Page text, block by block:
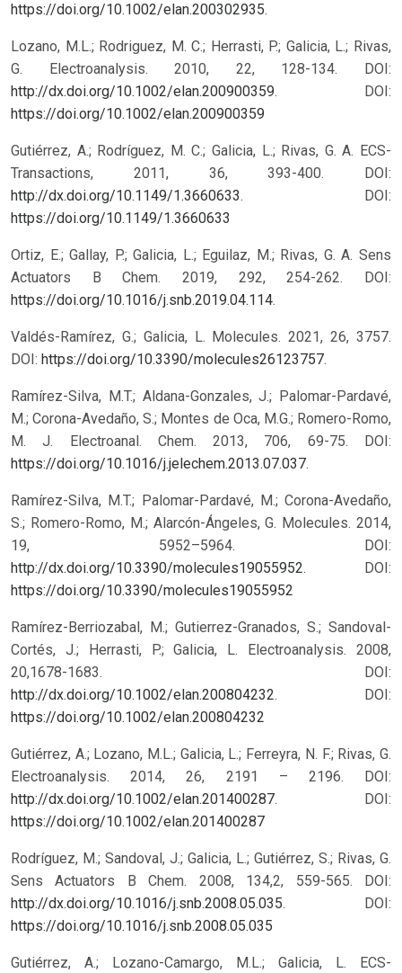
https://doi.org/10.1002/elan.200302935.
Lozano, M.L.; Rodriguez, M. C.; Herrasti, P.; Galicia, L.; Rivas,
G. Electroanalysis. 2010, 22, 128-134. DOI:
http://dx.doi.org/10.1002/elan.200900359.
DOI:
https://doi.org/10.1002/elan.200900359
Gutiérrez, A.; Rodríguez, M. C.; Galicia, L.; Rivas, G. A. ECS-
Transactions, 2011, 36, 393-400. DOI:
http://dx.doi.org/10.1149/1.3660633.
DOI:
https://doi.org/10.1149/1.3660633
Ortiz, E.; Gallay, P.; Galicia, L.; Eguilaz, M.; Rivas, G. A. Sens
Actuators B Chem. 2019, 292, 254-262. DOI:
https://doi.org/10.1016/j.snb.2019.04.114.
Valdés-Ramírez, G.; Galicia, L. Molecules. 2021, 26, 3757.
DOI: https://doi.org/10.3390/molecules26123757.
Ramírez-Silva, M.T.; Aldana-Gonzales, J.; Palomar-Pardavé,
M.; Corona-Avedaño, S.; Montes de Oca, M.G.; Romero-Romo,
M. J. Electroanal. Chem. 2013, 706, 69-75. DOI:
https://doi.org/10.1016/j.jelechem.2013.07.037.
Ramírez-Silva, M.T.; Palomar-Pardavé, M.; Corona-Avedaño,
S.; Romero-Romo, M.; Alarcón-Ángeles, G. Molecules. 2014,
19, 5952–5964. DOI:
http://dx.doi.org/10.3390/molecules19055952.
DOI:
https://doi.org/10.3390/molecules19055952
Ramírez-Berriozabal, M.; Gutierrez-Granados, S.; Sandoval-
Cortés, J.; Herrasti, P.; Galicia, L. Electroanalysis. 2008,
20,1678-1683. DOI:
http://dx.doi.org/10.1002/elan.200804232.
DOI:
https://doi.org/10.1002/elan.200804232
Gutiérrez, A.; Lozano, M.L.; Galicia, L.; Ferreyra, N. F.; Rivas, G.
Electroanalysis. 2014, 26, 2191 – 2196. DOI:
http://dx.doi.org/10.1002/elan.201400287.
DOI:
https://doi.org/10.1002/elan.201400287
Rodríguez, M.; Sandoval, J.; Galicia, L.; Gutiérrez, S.; Rivas, G.
Sens Actuators B Chem. 2008, 134,2, 559-565. DOI:
http://dx.doi.org/10.1016/j.snb.2008.05.035.
DOI:
https://doi.org/10.1016/j.snb.2008.05.035
Gutiérrez, A.; Lozano-Camargo, M.L.; Galicia, L. ECS-